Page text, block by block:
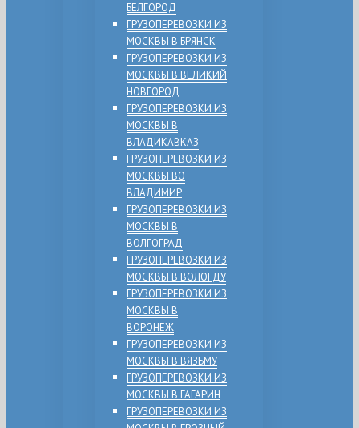
БЕЛГОРОД
ГРУЗОПЕРЕВОЗКИ ИЗ
МОСКВЫ В БРЯНСК
ГРУЗОПЕРЕВОЗКИ ИЗ
МОСКВЫ В ВЕЛИКИЙ
НОВГОРОД
ГРУЗОПЕРЕВОЗКИ ИЗ
МОСКВЫ В
ВЛАДИКАВКАЗ
ГРУЗОПЕРЕВОЗКИ ИЗ
МОСКВЫ ВО
ВЛАДИМИР
ГРУЗОПЕРЕВОЗКИ ИЗ
МОСКВЫ В
ВОЛГОГРАД
ГРУЗОПЕРЕВОЗКИ ИЗ
МОСКВЫ В ВОЛОГДУ
ГРУЗОПЕРЕВОЗКИ ИЗ
МОСКВЫ В
ВОРОНЕЖ
ГРУЗОПЕРЕВОЗКИ ИЗ
МОСКВЫ В ВЯЗЬМУ
ГРУЗОПЕРЕВОЗКИ ИЗ
МОСКВЫ В ГАГАРИН
ГРУЗОПЕРЕВОЗКИ ИЗ